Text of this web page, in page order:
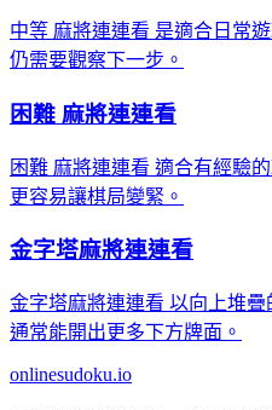
中等 麻將連連看 是適合日常
仍需要觀察下一步。
困難 麻將連連看
困難 麻將連連看 適合有經驗
更容易讓棋局變緊。
金字塔麻將連連看
金字塔麻將連連看 以向上堆
通常能開出更多下方牌面。
onlinesudoku.io